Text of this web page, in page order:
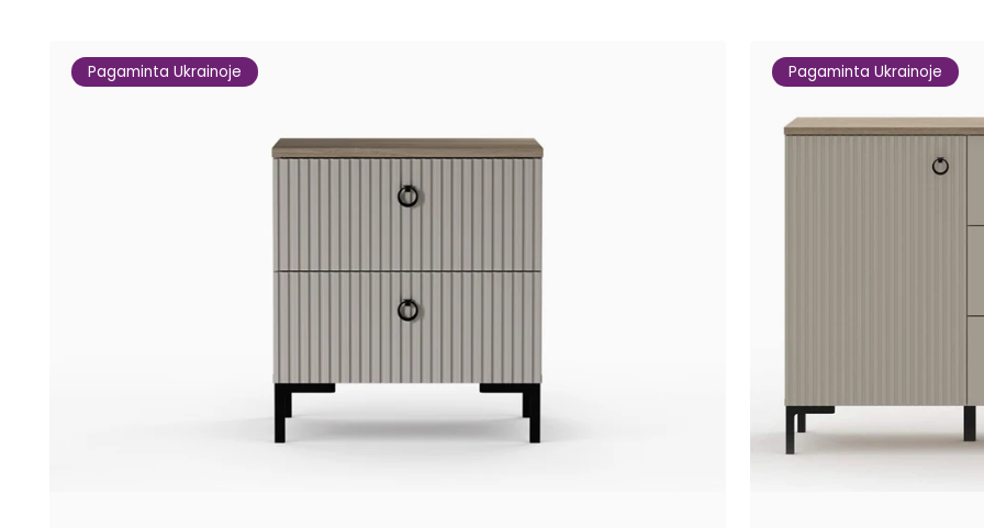
Pagaminta Ukrainoje Pagaminta Ukrainoje